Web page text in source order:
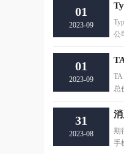
01
2023-09
公
01
2023-09
总
31
2023-08
期
手